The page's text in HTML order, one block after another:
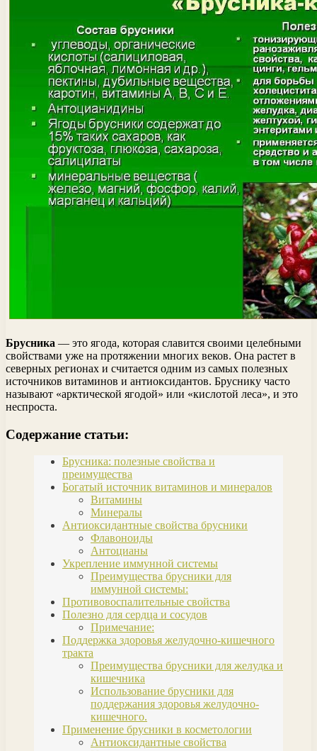
Брусника — это ягода, которая славится своими целебными
свойствами уже на протяжении многих веков. Она растет в
северных регионах и считается одним из самых полезных
источников витаминов и антиоксидантов. Бруснику часто
называют «арктической ягодой» или «кислотой леса», и это
неспроста.
Содержание статьи:
Брусника: полезные свойства и
преимущества
Богатый источник витаминов и минералов
Витамины
Минералы
Антиоксидантные свойства брусники
Флавоноиды
Антоцианы
Укрепление иммунной системы
Преимущества брусники для
иммунной системы:
Противовоспалительные свойства
Полезно для сердца и сосудов
Примечание:
Поддержка здоровья желудочно-кишечного
тракта
Преимущества брусники для желудка и
кишечника
Использование брусники для
поддержания здоровья желудочно-
кишечного.
Применение брусники в косметологии
Антиоксидантные свойства